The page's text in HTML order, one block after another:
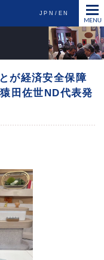
JPN EN
が経済安全保障
田佐世ND代表発